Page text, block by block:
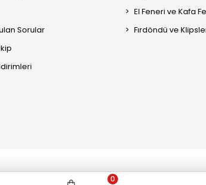
Sorular
El Feneri ve Kafa
Fırdöndü ve
0